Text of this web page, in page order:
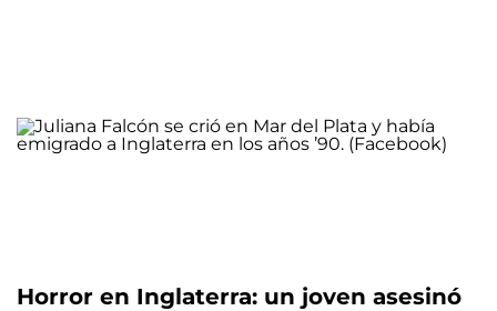
Horror en Inglaterra: un joven asesinó